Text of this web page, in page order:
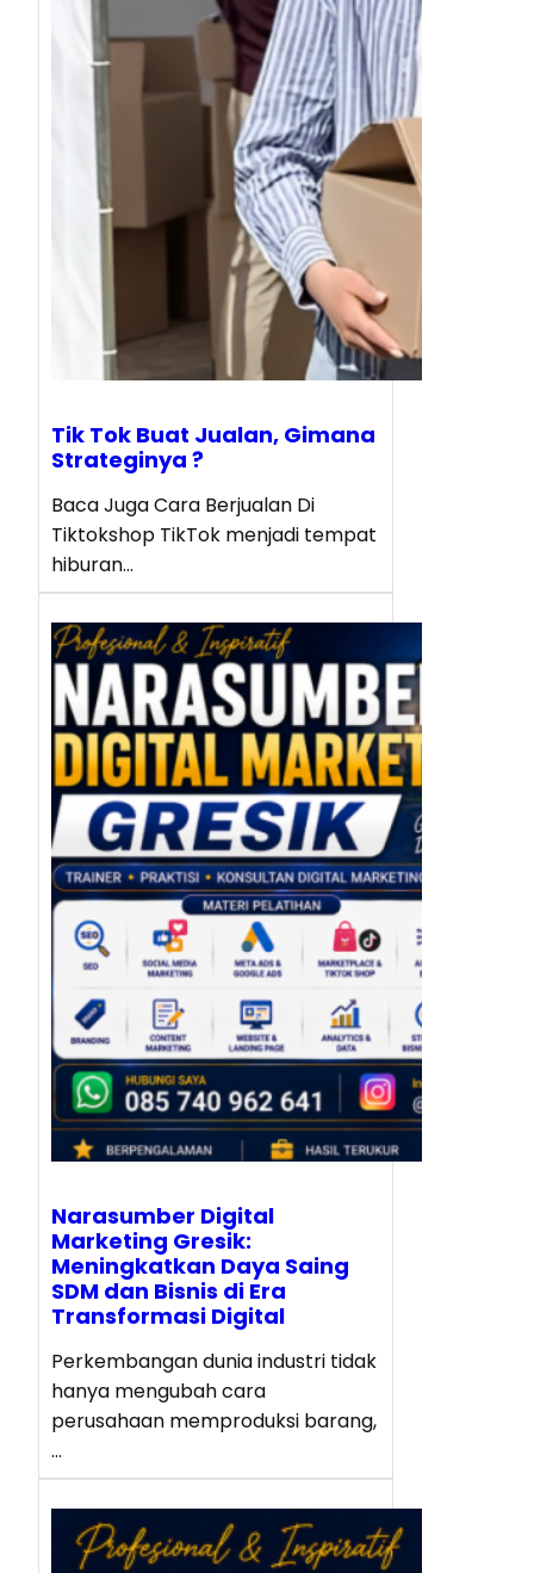
Tik Tok Buat Jualan, Gimana
Strateginya ?
Baca Juga Cara Berjualan Di
Tiktokshop TikTok menjadi tempat
hiburan…
Narasumber Digital
Marketing Gresik:
Meningkatkan Daya Saing
SDM dan Bisnis di Era
Transformasi Digital
Perkembangan dunia industri tidak
hanya mengubah cara
perusahaan memproduksi barang,
…